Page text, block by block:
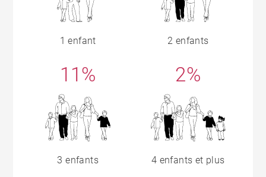
1 enfant 2 enfants
11%
3 enfants
2%
4 enfants et plus